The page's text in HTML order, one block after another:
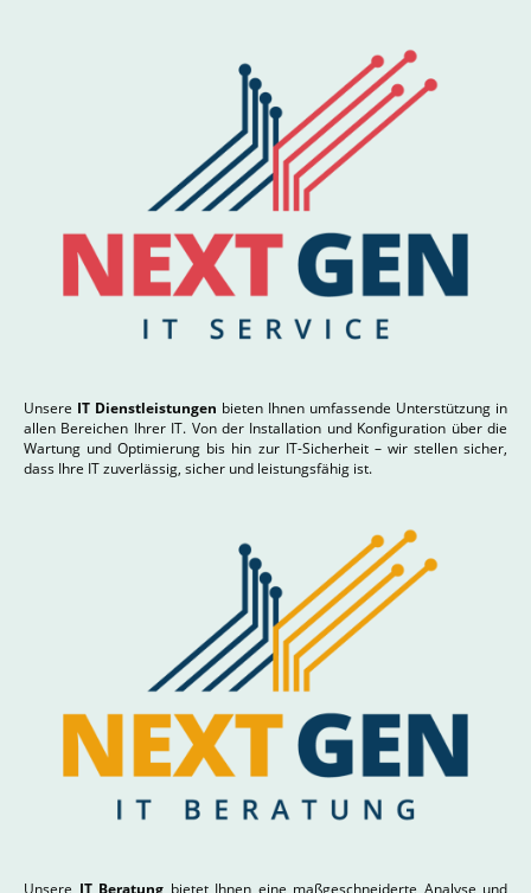
Unsere IT Dienstleistungen bieten Ihnen umfassende Unterstützung in
allen Bereichen Ihrer IT. Von der Installation und Konfiguration über die
Wartung und Optimierung bis hin zur IT-Sicherheit – wir stellen sicher,
dass Ihre IT zuverlässig, sicher und leistungsfähig ist.
Unsere IT Beratung bietet Ihnen eine maßgeschneiderte Analyse und